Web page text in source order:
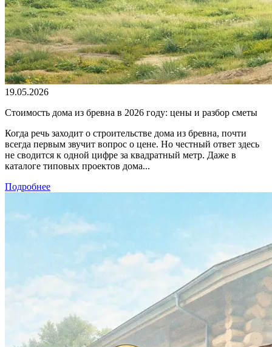
19.05.2026
Стоимость дома из бревна в 2026 году: цены и разбор сметы
Когда речь заходит о строительстве дома из бревна, почти
всегда первым звучит вопрос о цене. Но честный ответ здесь
не сводится к одной цифре за квадратный метр. Даже в
каталоге типовых проектов дома...
Подробнее